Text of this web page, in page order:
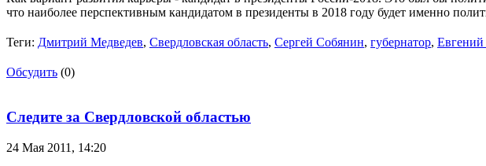
что наиболее перспективным кандидатом в президенты в 2018 году будет именно
Теги: Дмитрий Медведев, Свердловская область, Сергей Собянин, губернатор,
Обсудить (0)
Следите за Свердловской областью
24 Мая 2011, 14:20